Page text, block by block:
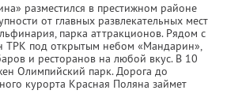
разместился в престижном районе
от главных развлекательных мест
парка аттракционов. Рядом с
ТРК под открытым небом «Мандарин»,
и ресторанов на любой вкус. В 10
Олимпийский парк. Дорога до
курорта Красная Поляна займет